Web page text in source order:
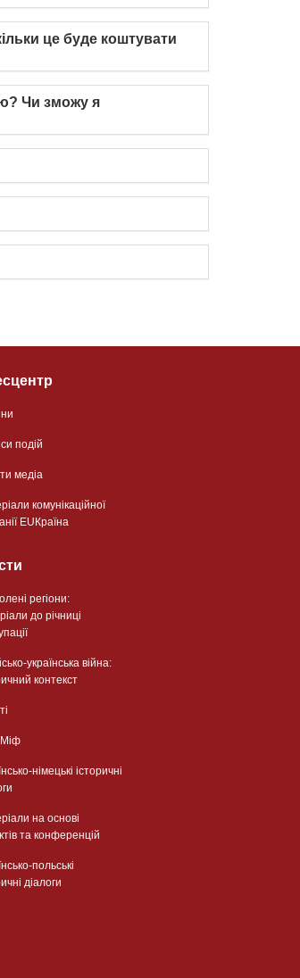
це буде коштувати
Чи зможу я
подій
медіа
комунікаційної
EUКраїна
регіони:
до річниці
українська війна:
контекст
німецькі історичні
на основі
та конференцій
польські
діалоги